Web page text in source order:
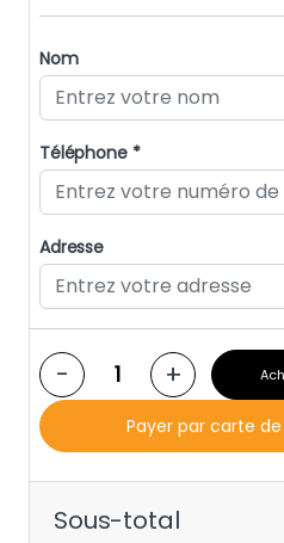
Nom
Téléphone *
Adresse
- +
Payer par carte
Sous-total